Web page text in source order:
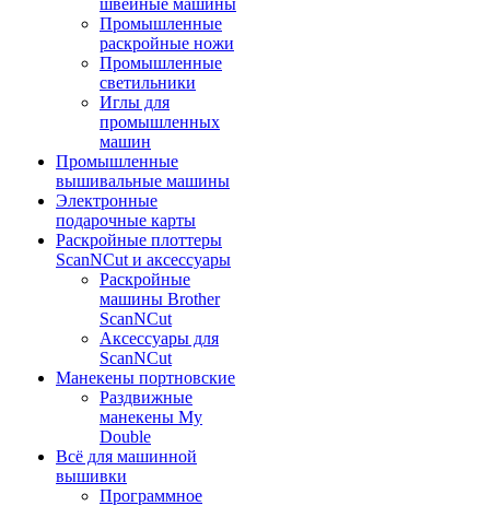
швейные машины
Промышленные
раскройные ножи
Промышленные
светильники
Иглы для
промышленных
машин
Промышленные
вышивальные машины
Электронные
подарочные карты
Раскройные плоттеры
ScanNCut и аксессуары
Раскройные
машины Brother
ScanNCut
Аксессуары для
ScanNCut
Манекены портновские
Раздвижные
манекены My
Double
Всё для машинной
вышивки
Программное